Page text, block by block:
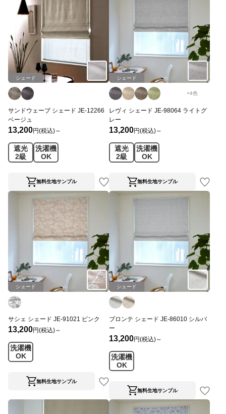
シェード
サンドウェーブ シェード JE-12266
ベージュ
13,200円(税込)～
遮光
2級
洗濯機
OK
無料生地サンプル
シェード
+4色
レヴィ シェード JE-98064 ライトグ
レー
13,200円(税込)～
遮光
2級
洗濯機
OK
無料生地サンプル
シェード
サシェ シェード JE-91021 ピンク
13,200円(税込)～
洗濯機
OK
無料生地サンプル
シェード
ブロンテ シェード JE-86010 シルバ
ー
13,200円(税込)～
洗濯機
OK
無料生地サンプル